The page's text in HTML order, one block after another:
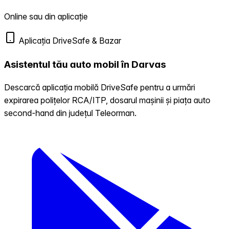
Online sau din aplicație
Aplicația DriveSafe & Bazar
Asistentul tău auto mobil în Darvas
Descarcă aplicația mobilă DriveSafe pentru a urmări
expirarea polițelor RCA/ITP, dosarul mașinii și piața auto
second-hand din județul Teleorman.